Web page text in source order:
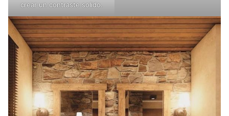
crear un contraste solido.